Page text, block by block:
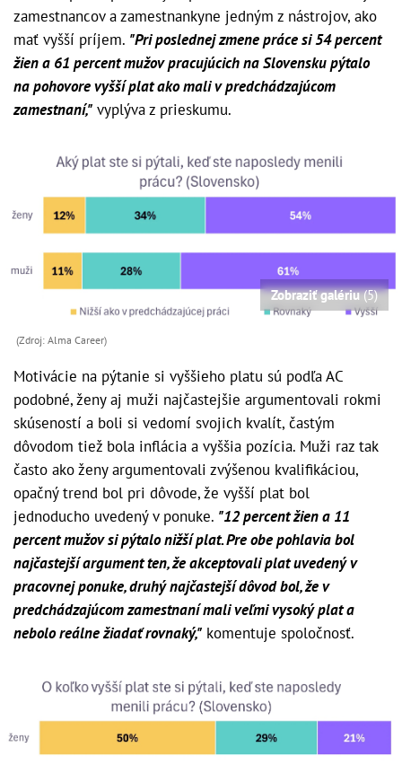
zamestnancov a zamestnankyne jedným z nástrojov, ako
mať vyšší príjem. "Pri poslednej zmene práce si 54 percent
žien a 61 percent mužov pracujúcich na Slovensku pýtalo
na pohovore vyšší plat ako mali v predchádzajúcom
zamestnaní," vyplýva z prieskumu.
Zobraziť galériu(5)
(Zdroj: Alma Career)
Motivácie na pýtanie si vyššieho platu sú podľa AC
podobné, ženy aj muži najčastejšie argumentovali rokmi
skúseností a boli si vedomí svojich kvalít, častým
dôvodom tiež bola inflácia a vyššia pozícia. Muži raz tak
často ako ženy argumentovali zvýšenou kvalifikáciou,
opačný trend bol pri dôvode, že vyšší plat bol
jednoducho uvedený v ponuke. "12 percent žien a 11
percent mužov si pýtalo nižší plat. Pre obe pohlavia bol
najčastejší argument ten, že akceptovali plat uvedený v
pracovnej ponuke, druhý najčastejší dôvod bol, že v
predchádzajúcom zamestnaní mali veľmi vysoký plat a
nebolo reálne žiadať rovnaký," komentuje spoločnosť.